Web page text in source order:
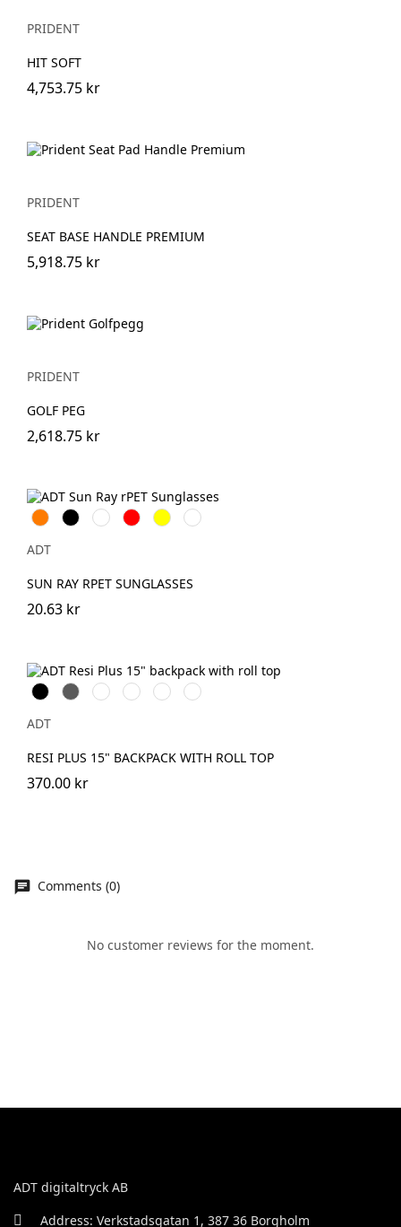
PRIDENT
HIT SOFT
4,753.75 kr
PRIDENT
SEAT BASE HANDLE PREMIUM
5,918.75 kr
PRIDENT
GOLF PEG
2,618.75 kr
Orange
Svart Vit Röd Gul
Kungsblå
ADT
SUN RAY RPET SUNGLASSES
20.63 kr
Svart Grå SkogsgrönHavregryn
Hale
Blå
Tegel
ADT
RESI PLUS 15" BACKPACK WITH ROLL TOP
370.00 kr
Comments (0)
No customer reviews for the moment.
ADT digitaltryck AB
Address: Verkstadsgatan 1, 387 36 Borgholm